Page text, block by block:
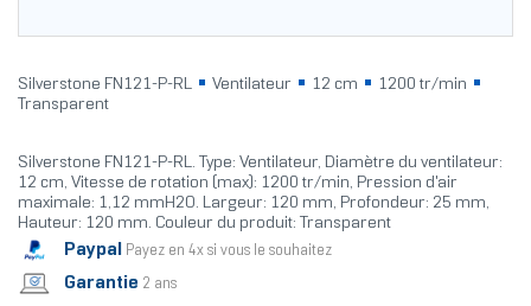
Silverstone FN121-P-RL Ventilateur 12 cm
1200 tr/min
Transparent
Silverstone FN121-P-RL. Type: Ventilateur, Diamètre du ventilateur:
12 cm, Vitesse de rotation (max): 1200 tr/min, Pression d'air
maximale: 1,12 mmH2O. Largeur: 120 mm, Profondeur: 25 mm,
Hauteur: 120 mm. Couleur du produit: Transparent
Paypal Payez en 4x si vous le souhaitez
Garantie 2 ans